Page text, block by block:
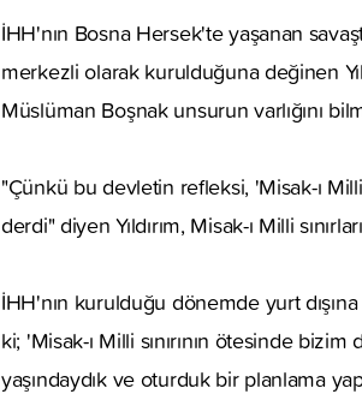
İHH'nın Bosna Hersek'te yaşanan
merkezli olarak kurulduğuna değinen
Müslüman Boşnak unsurun varlığını
"Çünkü bu devletin refleksi, 'Misak-ı
derdi" diyen Yıldırım, Misak-ı Milli
İHH'nın kurulduğu dönemde yurt
ki; 'Misak-ı Milli sınırının ötesinde
yaşındaydık ve oturduk bir planlama